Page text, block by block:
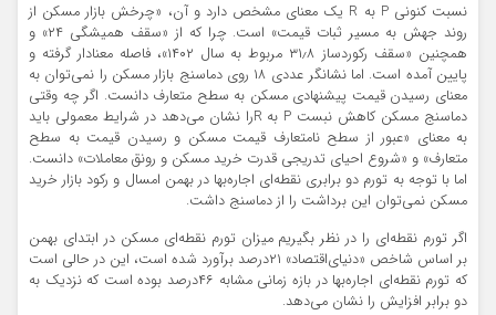
نسبت کنونی P به R یک معنای مشخص دارد و آن، «چرخش بازار مسکن از
روند جهش به مسیر ثبات قیمت» است. چرا که از «سقف همیشگی ۲۴» و
همچنین «سقف رکوردساز ۳۱٫۸ مربوط به سال ۱۴۰۲»، فاصله معنادار گرفته و
پایین آمده است. اما نشانگر عددی ۱۸ روی دماسنج بازار مسکن را نمی‌توان به
معنای رسیدن قیمت پیشنهادی مسکن به سطح متعارف دانست. اگر چه وقتی
دماسنج مسکن کاهش نبست P به Rرا نشان می‌دهد در شرایط معمولی باید
به معنای «عبور از سطح نامتعارف قیمت مسکن و رسیدن قیمت به سطح
متعارف‌‌‌» و «شروع احیای تدریجی قدرت خرید مسکن و رونق معاملات» دانست.
اما با توجه به تورم دو برابری نقطه‌‌‌ای اجاره‌بها در بهمن امسال و رکود بازار خرید
مسکن نمی‌توان این برداشت را از دماسنج داشت.
اگر تورم نقطه‌‌‌ای را در نظر بگیریم میزان تورم نقطه‌‌‌ای مسکن در ابتدای بهمن
بر اساس شاخص «دنیای‌اقتصاد» ۲۱‌درصد برآورد شده است، این در حالی است
که تورم نقطه‌‌‌ای اجاره‌‌‌بها در بازه زمانی مشابه ۴۶‌درصد بوده است که نزدیک به
دو برابر افزایش را نشان می‌دهد.